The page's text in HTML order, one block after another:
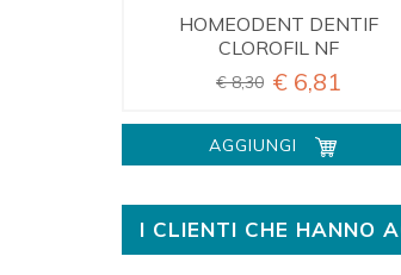
HOMEODENT DENTIF
CLOROFIL NF
€ 8,30 € 6,81
AGGIUNGI
I CLIENTI CHE HANNO